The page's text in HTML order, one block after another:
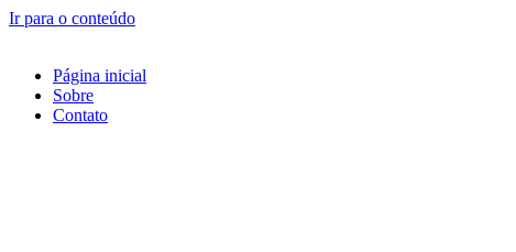
Ir para o conteúdo
Página inicial
Sobre
Contato